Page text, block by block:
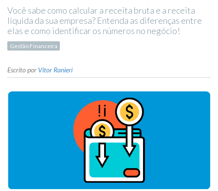
Você sabe como calcular a receita bruta e a receita
líquida da sua empresa? Entenda as diferenças entre
elas e como identificar os números no negócio!
Gestão Financeira
Escrito por Vitor Ranieri